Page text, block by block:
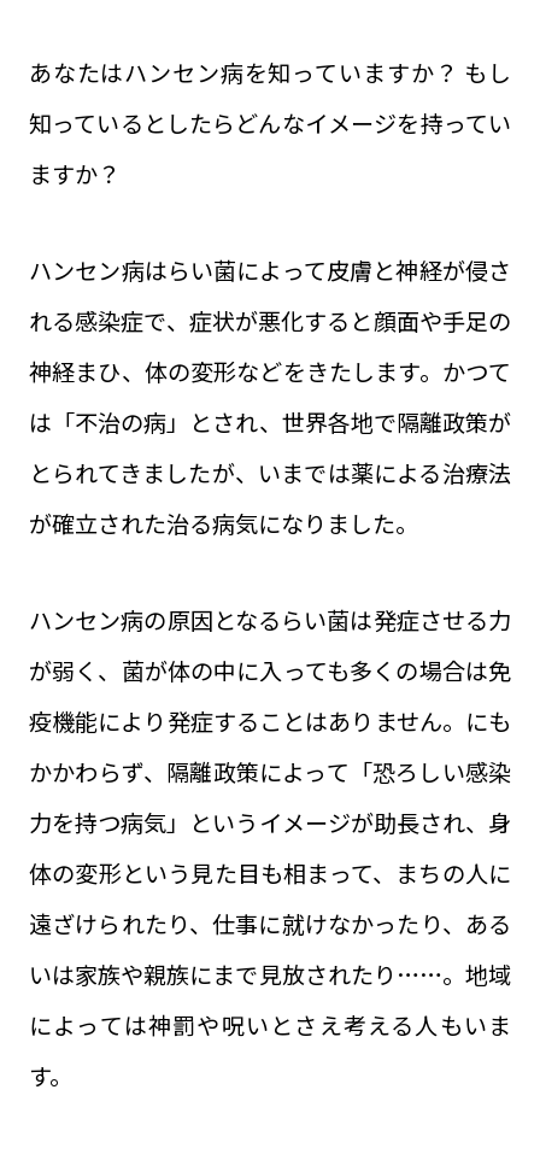
あなたはハンセン病を知っていますか？ もし
知っているとしたらどんなイメージを持ってい
ますか？
ハンセン病はらい菌によって皮膚と神経が侵さ
れる感染症で、症状が悪化すると顔面や手足の
神経まひ、体の変形などをきたします。かつて
は「不治の病」とされ、世界各地で隔離政策が
とられてきましたが、いまでは薬による治療法
が確立された治る病気になりました。
ハンセン病の原因となるらい菌は発症させる力
が弱く、菌が体の中に入っても多くの場合は免
疫機能により発症することはありません。にも
かかわらず、隔離政策によって「恐ろしい感染
力を持つ病気」というイメージが助長され、身
体の変形という見た目も相まって、まちの人に
遠ざけられたり、仕事に就けなかったり、ある
いは家族や親族にまで見放されたり……。地域
によっては神罰や呪いとさえ考える人もいま
す。